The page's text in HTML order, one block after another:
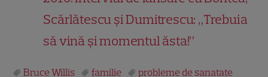
Scărlătescu și Dumitrescu: „Trebuia
să vină și momentul ăsta!”
Bruce Willis familie probleme de sanatate